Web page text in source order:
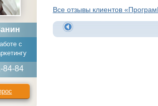
с
84-84
Все отзывы клиентов